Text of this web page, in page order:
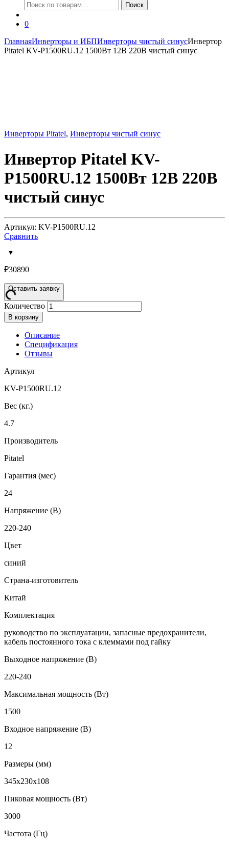
Искать: Поиск
0
ГлавнаяИнверторы и ИБПИнверторы чистый синусИнвертор
Pitatel KV-P1500RU.12 1500Вт 12В 220В чистый синус
Инверторы Pitatel, Инверторы чистый синус
Инвертор Pitatel KV-
P1500RU.12 1500Вт 12В 220В
чистый синус
Артикул: KV-P1500RU.12
Сравнить
₽30890
Оставить заявку
Количество
В корзину
Описание
Спецификация
Отзывы
Артикул
KV-P1500RU.12
Вес (кг.)
4.7
Производитель
Pitatel
Гарантия (мес)
24
Напряжение (В)
220-240
Цвет
синий
Страна-изготовитель
Китай
Комплектация
руководство по эксплуатации, запасные предохранители,
кабель постоянного тока с клеммами под гайку
Выходное напряжение (В)
220-240
Максимальная мощность (Вт)
1500
Входное напряжение (В)
12
Размеры (мм)
345x230x108
Пиковая мощность (Вт)
3000
Частота (Гц)